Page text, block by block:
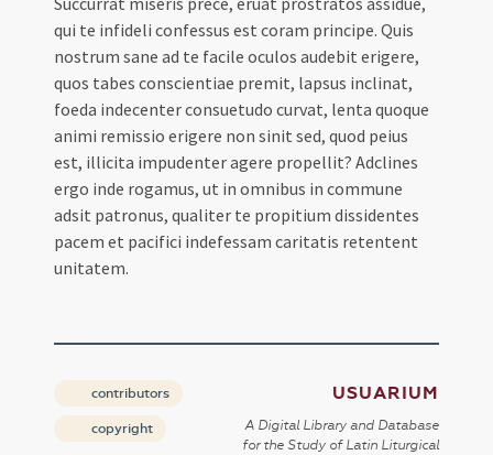
qui te infideli confessus est coram principe. Quis
nostrum sane ad te facile oculos audebit erigere,
quos tabes conscientiae premit, lapsus inclinat,
foeda indecenter consuetudo curvat, lenta quoque
animi remissio erigere non sinit sed, quod peius
est, illicita impudenter agere propellit? Adclines
ergo inde rogamus, ut in omnibus in commune
adsit patronus, qualiter te propitium dissidentes
pacem et pacifici indefessam caritatis retentent
unitatem.
contributors
copyright
USUARIUM
A Digital Library and Database
for the Study of Latin Liturgical